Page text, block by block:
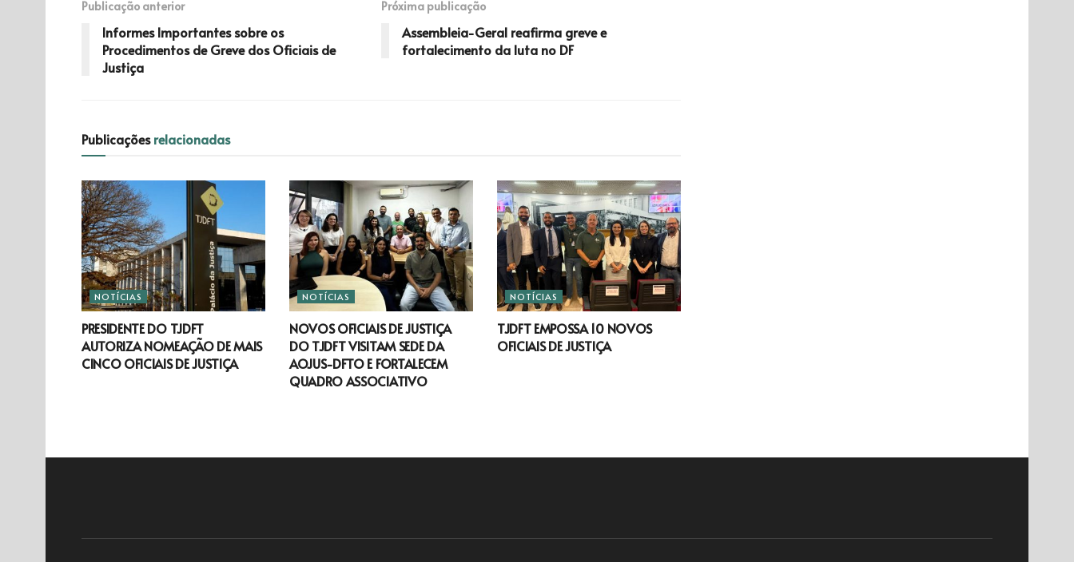
Publicação anterior
Informes Importantes sobre os
Procedimentos de Greve dos Oficiais de
Justiça
Próxima publicação
Assembleia-Geral reafirma greve e
fortalecimento da luta no DF
Publicaçõesrelacionadas
NOTÍCIAS
PRESIDENTE DO TJDFT
AUTORIZA NOMEAÇÃO DE MAIS
CINCO OFICIAIS DE JUSTIÇA
NOTÍCIAS
NOVOS OFICIAIS DE JUSTIÇA
DO TJDFT VISITAM SEDE DA
AOJUS-DFTO E FORTALECEM
QUADRO ASSOCIATIVO
NOTÍCIAS
TJDFT EMPOSSA 10 NOVOS
OFICIAIS DE JUSTIÇA